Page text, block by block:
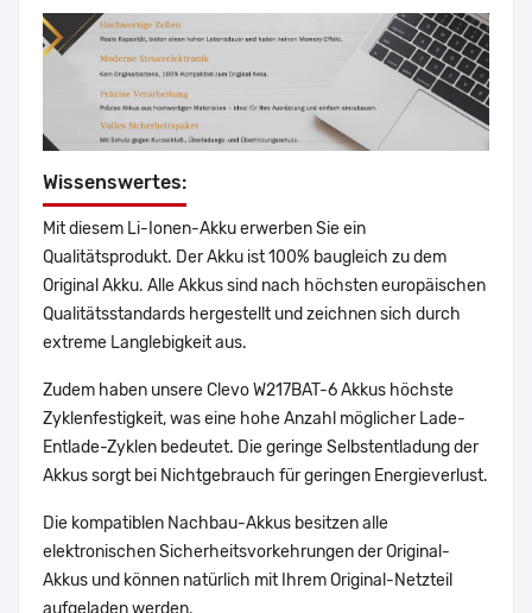
Wissenswertes:
Mit diesem Li-Ionen-Akku erwerben Sie ein
Qualitätsprodukt. Der Akku ist 100% baugleich zu dem
Original Akku. Alle Akkus sind nach höchsten europäischen
Qualitätsstandards hergestellt und zeichnen sich durch
extreme Langlebigkeit aus.
Zudem haben unsere Clevo W217BAT-6 Akkus höchste
Zyklenfestigkeit, was eine hohe Anzahl möglicher Lade-
Entlade-Zyklen bedeutet. Die geringe Selbstentladung der
Akkus sorgt bei Nichtgebrauch für geringen Energieverlust.
Die kompatiblen Nachbau-Akkus besitzen alle
elektronischen Sicherheitsvorkehrungen der Original-
Akkus und können natürlich mit Ihrem Original-Netzteil
aufgeladen werden.